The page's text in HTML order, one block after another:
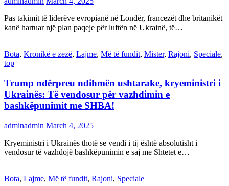
Pas takimit të liderëve evropianë në Londër, francezët dhe britanikët
kanë hartuar një plan paqeje për luftën në Ukrainë, të…
Bota, Kronikë e zezë, Lajme, Më të fundit, Mister, Rajoni, Speciale,
top
Trump ndërpreu ndihmën ushtarake, kryeministri i
Ukrainës: Të vendosur për vazhdimin e
bashkëpunimit me SHBA!
adminadmin March 4, 2025
Kryeministri i Ukrainës thotë se vendi i tij është absolutisht i
vendosur të vazhdojë bashkëpunimin e saj me Shtetet e…
Bota, Lajme, Më të fundit, Rajoni, Speciale